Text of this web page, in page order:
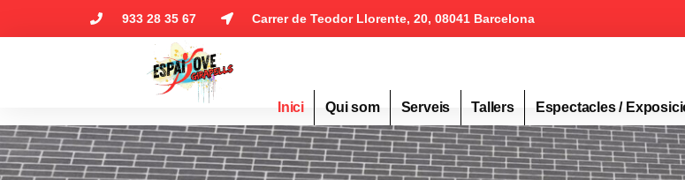
933 28 35 67 Carrer de Teodor Llorente, 20, 08041 Barcelona
Inici Qui som Serveis Tallers Espectacles /